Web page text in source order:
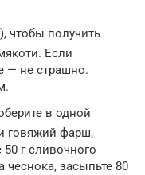
чтобы получить
Если
— не страшно.
в одной
говяжий фарш,
50 г сливочного
чеснока, засыпьте 80